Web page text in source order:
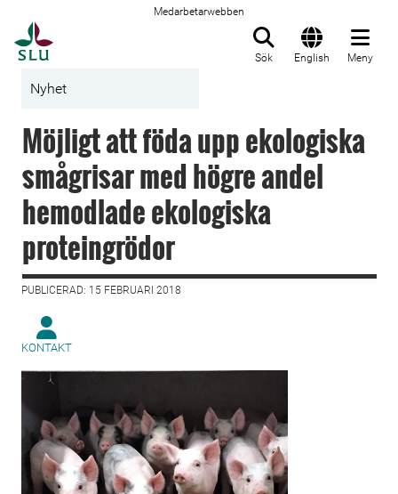
Medarbetarwebben
Sök English Meny
Nyhet
Möjligt att föda upp ekologiska
smågrisar med högre andel
hemodlade ekologiska
proteingrödor
PUBLICERAD: 15 FEBRUARI 2018
KONTAKT